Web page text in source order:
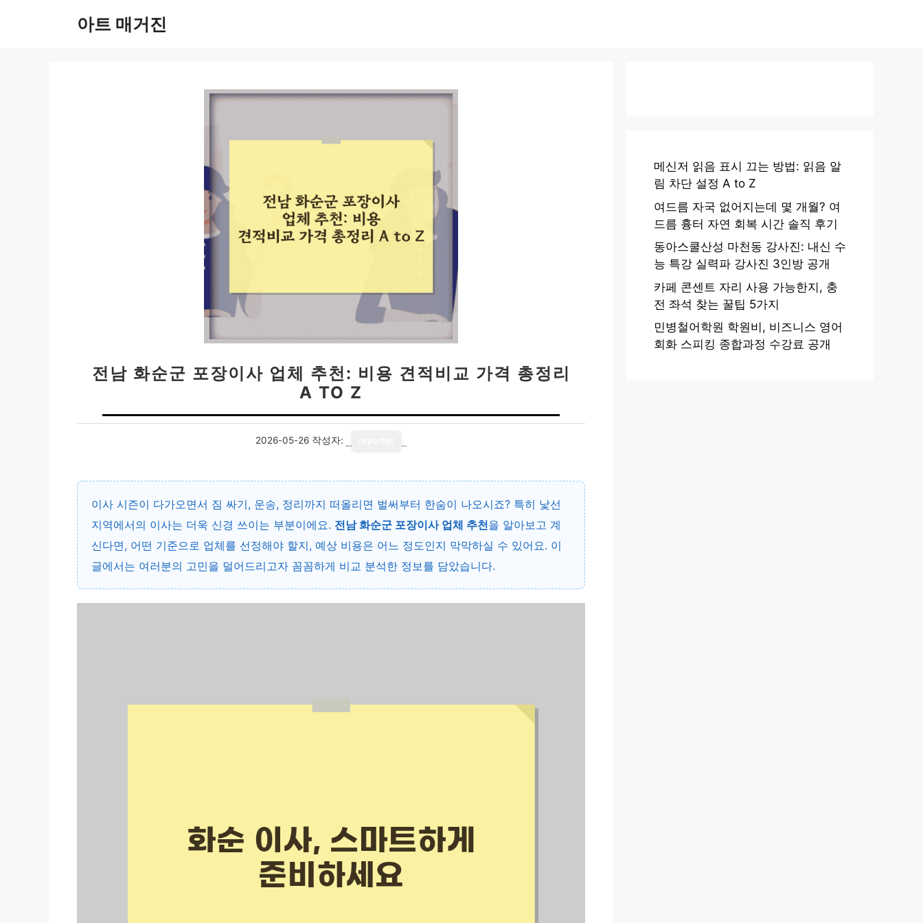
아트 매거진
전남 화순군 포장이사 업체 추천: 비용 견적비교 가격 총정리
A TO Z
2026-05-26 작성자:
이사 시즌이 다가오면서 짐 싸기, 운송, 정리까지 떠올리면 벌써부터 한숨이 나오시죠? 특히 낯선
지역에서의 이사는 더욱 신경 쓰이는 부분이에요. 전남 화순군 포장이사 업체 추천을 알아보고 계
신다면, 어떤 기준으로 업체를 선정해야 할지, 예상 비용은 어느 정도인지 막막하실 수 있어요. 이
글에서는 여러분의 고민을 덜어드리고자 꼼꼼하게 비교 분석한 정보를 담았습니다.
메신저 읽음 표시 끄는 방법: 읽음 알
림 차단 설정 A to Z
여드름 자국 없어지는데 몇 개월? 여
드름 흉터 자연 회복 시간 솔직 후기
동아스쿨산성 마천동 강사진: 내신 수
능 특강 실력파 강사진 3인방 공개
카페 콘센트 자리 사용 가능한지, 충
전 좌석 찾는 꿀팁 5가지
민병철어학원 학원비, 비즈니스 영어
회화 스피킹 종합과정 수강료 공개